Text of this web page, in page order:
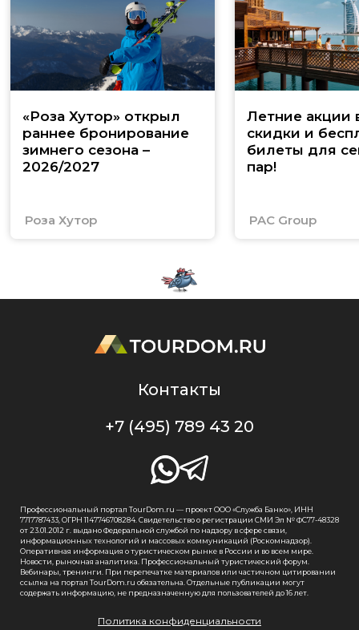
«Роза Хутор» открыл
раннее бронирование
зимнего сезона –
2026/2027
Роза Хутор
Летние акции
скидки и
билеты для
пар!
PAC Group
Контакты
+7 (495) 789 43 20
Профессиональный портал TourDom.ru — проект ООО «Служба Банко», ИНН
7717787433, ОГРН 1147746708284. Свидетельство о регистрации СМИ Эл № ФС77-48328
от 23.01.2012 г. выдано Федеральной службой по надзору в сфере связи,
информационных технологий и массовых коммуникаций (Роскомнадзор).
Оперативная информация о туристическом рынке в России и во всем мире.
Новости, рыночная аналитика. Профессиональный туристический форум.
Вебинары, тренинги. При перепечатке материалов или частичном цитировании
ссылка на портал TourDom.ru обязательна. Отдельные публикации могут
содержать информацию, не предназначенную для пользователей до 16 лет.
Политика конфиденциальности